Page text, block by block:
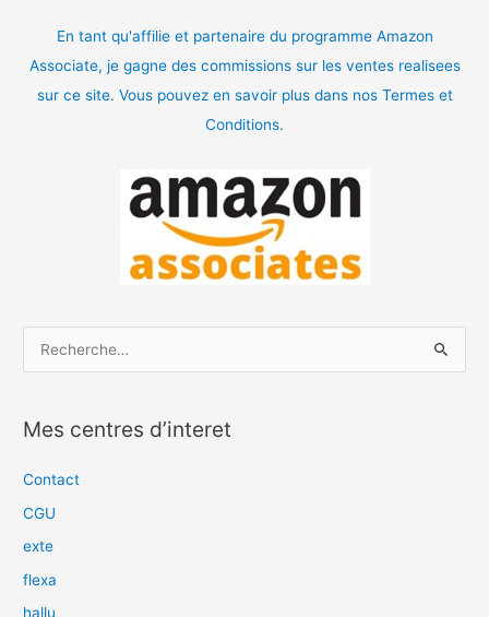
En tant qu'affilie et partenaire du programme Amazon
Associate, je gagne des commissions sur les ventes realisees
sur ce site. Vous pouvez en savoir plus dans nos Termes et
Conditions.
h
e
e
Mes centres d’interet
Contact
CGU
exte
flexa
hallu